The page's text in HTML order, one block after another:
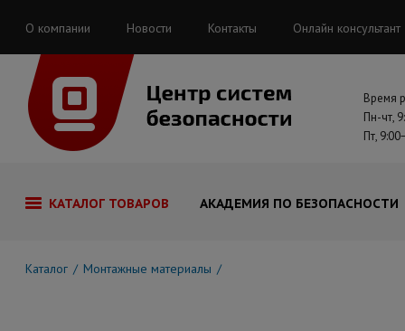
О компании Новости Контакты Онлайн консультант
Время
Пн-чт,
Пт,
КАТАЛОГ ТОВАРОВ АКАДЕМИЯ ПО БЕЗОПАСНОСТИ
Каталог Монтажные материалы